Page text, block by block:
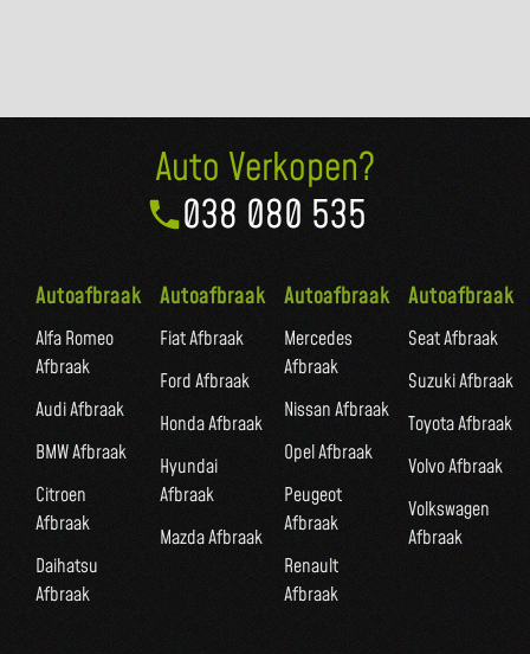
Auto Verkopen?
038 080 535
Autoafbraak
Alfa Romeo
Afbraak
Audi Afbraak
BMW Afbraak
Citroen
Afbraak
Daihatsu
Afbraak
Autoafbraak
Fiat Afbraak
Ford Afbraak
Honda Afbraak
Hyundai
Afbraak
Mazda Afbraak
Autoafbraak
Mercedes
Afbraak
Nissan Afbraak
Opel Afbraak
Peugeot
Afbraak
Renault
Afbraak
Autoafbraak
Seat Afbraak
Suzuki Afbraak
Toyota Afbraak
Volvo Afbraak
Volkswagen
Afbraak